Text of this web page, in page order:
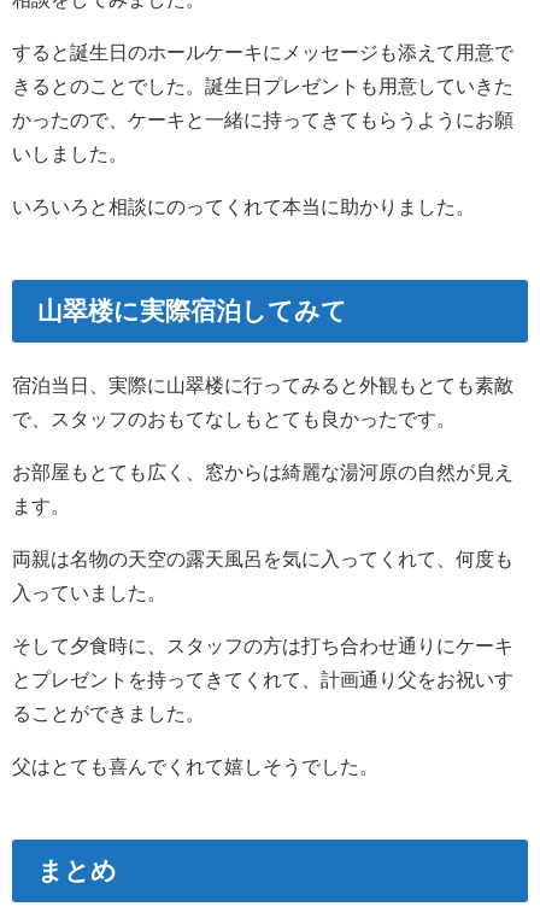
すると誕生日のホールケーキにメッセージも添えて用意で
きるとのことでした。誕生日プレゼントも用意していきた
かったので、ケーキと一緒に持ってきてもらうようにお願
いしました。
いろいろと相談にのってくれて本当に助かりました。
山翠楼に実際宿泊してみて
宿泊当日、実際に山翠楼に行ってみると外観もとても素敵
で、スタッフのおもてなしもとても良かったです。
お部屋もとても広く、窓からは綺麗な湯河原の自然が見え
ます。
両親は名物の天空の露天風呂を気に入ってくれて、何度も
入っていました。
そして夕食時に、スタッフの方は打ち合わせ通りにケーキ
とプレゼントを持ってきてくれて、計画通り父をお祝いす
ることができました。
父はとても喜んでくれて嬉しそうでした。
まとめ